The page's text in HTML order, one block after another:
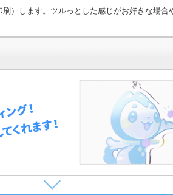
）します。ツルっとした感じがお好きな場合